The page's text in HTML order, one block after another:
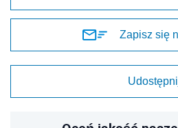
Zapisz się